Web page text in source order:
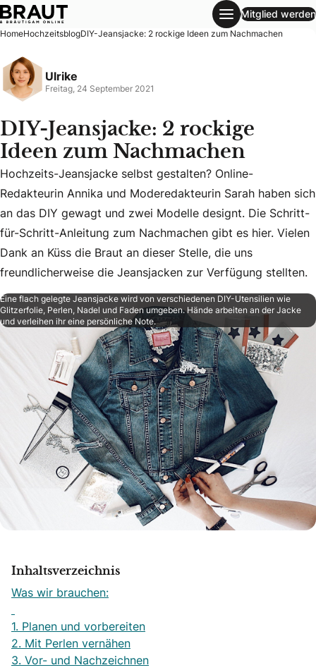
DIY-Jeansjacke: 2 rockige Ideen zum Nachmachen
Mitglied werden
HomeHochzeitsblogDIY-Jeansjacke: 2 rockige Ideen zum Nachmachen
Ulrike
Freitag, 24 September 2021
DIY-Jeansjacke: 2 rockige
Ideen zum Nachmachen
Hochzeits-Jeansjacke selbst gestalten? Online-
Hochzeits-Jeansjacke selbst gestalten? Online-
Redakteurin Annika und Moderedakteurin Sarah haben sich
an das DIY gewagt und zwei Modelle designt. Die Schritt-
für-Schritt-Anleitung zum Nachmachen gibt es hier. Vielen
Dank an Küss die Braut an dieser Stelle, die uns
freundlicherweise die Jeansjacken zur Verfügung stellten.
Eine flach gelegte Jeansjacke wird von verschiedenen DIY-Utensilien wie
Glitzerfolie, Perlen, Nadel und Faden umgeben. Hände arbeiten an der Jacke
und verleihen ihr eine persönliche Note.
Inhaltsverzeichnis
Was wir brauchen:
1. Planen und vorbereiten
2. Mit Perlen vernähen
3. Vor- und Nachzeichnen